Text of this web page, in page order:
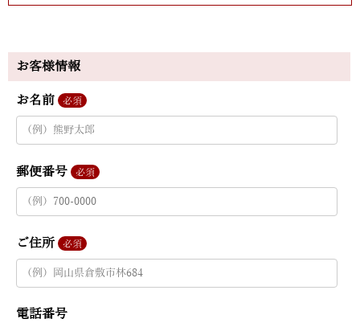
お客様情報
お名前 必須
郵便番号 必須
ご住所 必須
電話番号